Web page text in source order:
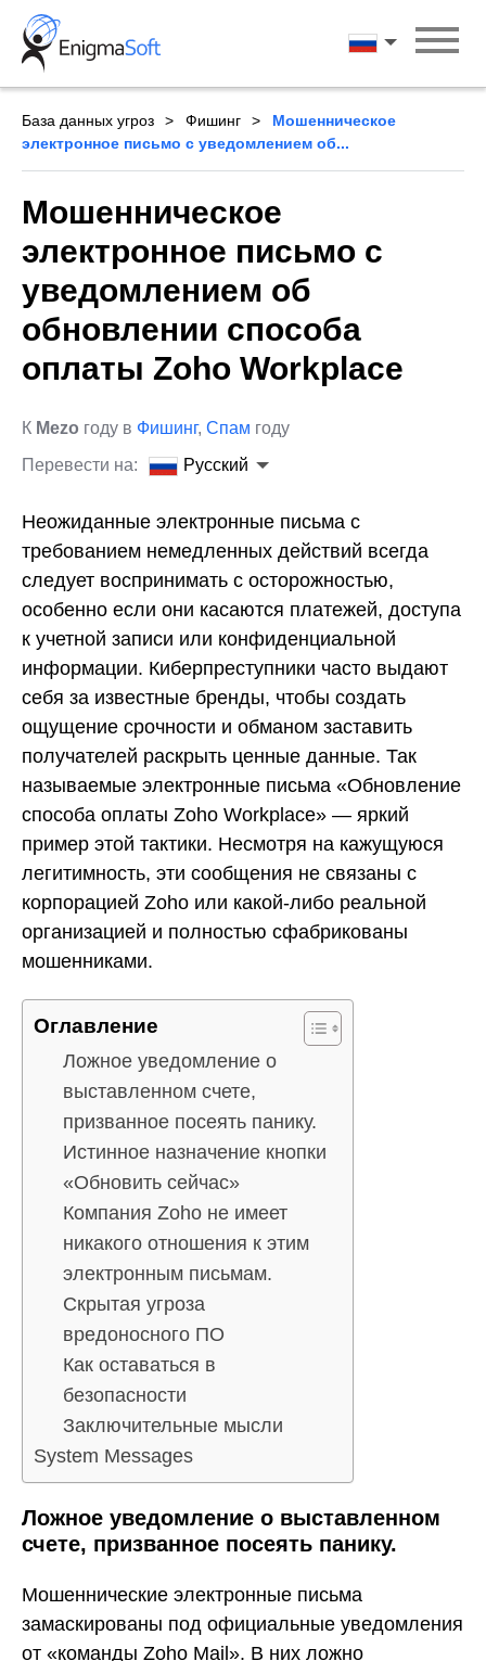
Skip
content
Русский
База данных угроз Фишинг
Мошенническое
электронное письмо с уведомлением об...
Мошенническое
электронное письмо с
уведомлением об
обновлении способа
оплаты Zoho Workplace
К Mezo году в Фишинг, Спам году
Перевести на:
Русский
Неожиданные электронные письма с
требованием немедленных действий всегда
следует воспринимать с осторожностью,
особенно если они касаются платежей, доступа
к учетной записи или конфиденциальной
информации. Киберпреступники часто выдают
себя за известные бренды, чтобы создать
ощущение срочности и обманом заставить
получателей раскрыть ценные данные. Так
называемые электронные письма «Обновление
способа оплаты Zoho Workplace» — яркий
пример этой тактики. Несмотря на кажущуюся
легитимность, эти сообщения не связаны с
корпорацией Zoho или какой-либо реальной
организацией и полностью сфабрикованы
мошенниками.
Оглавление
Ложное уведомление о
выставленном счете,
призванное посеять панику.
Истинное назначение кнопки
«Обновить сейчас»
Компания Zoho не имеет
никакого отношения к этим
электронным письмам.
Скрытая угроза
вредоносного ПО
Как оставаться в
безопасности
Заключительные мысли
System Messages
Ложное уведомление о выставленном
счете, призванное посеять панику.
Мошеннические электронные письма
замаскированы под официальные уведомления
от «команды Zoho Mail». В них ложно